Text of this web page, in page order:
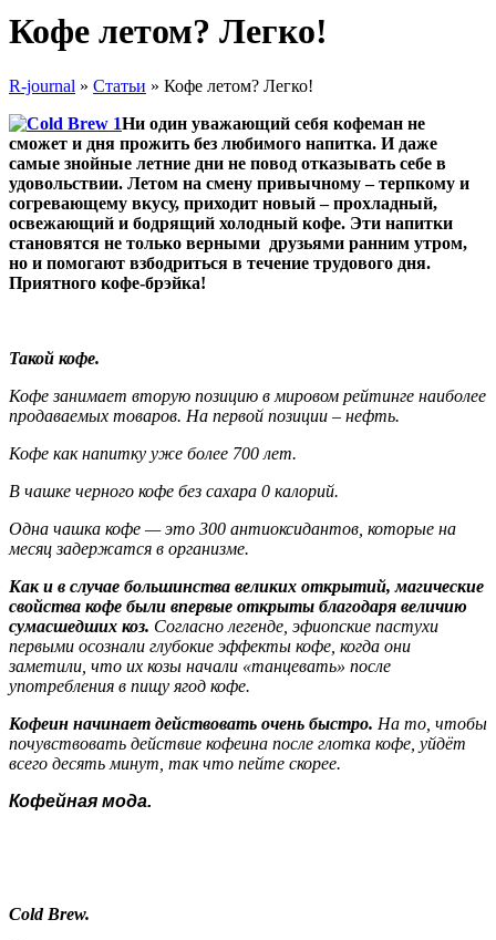
Кофе летом? Легко!
R-journal » Cтатьи » Кофе летом? Легко!
Ни один уважающий себя кофеман не
сможет и дня прожить без любимого напитка. И даже
самые знойные летние дни не повод отказывать себе в
удовольствии. Летом на смену привычному – терпкому и
согревающему вкусу, приходит новый – прохладный,
освежающий и бодрящий холодный кофе. Эти напитки
становятся не только верными друзьями ранним утром,
но и помогают взбодриться в течение трудового дня.
Приятного кофе-брэйка!
Такой кофе.
Кофе занимает вторую позицию в мировом рейтинге наиболее
продаваемых товаров. На первой позиции – нефть.
Кофе как напитку уже более 700 лет.
В чашке черного кофе без сахара 0 калорий.
Одна чашка кофе — это 300 антиоксидантов, которые на
месяц задержатся в организме.
Как и в случае большинства великих открытий, магические
свойства кофе были впервые открыты благодаря величию
сумасшедших коз. Согласно легенде, эфиопские пастухи
первыми осознали глубокие эффекты кофе, когда они
заметили, что их козы начали «танцевать» после
употребления в пищу ягод кофе.
Кофеин начинает действовать очень быстро. На то, чтобы
почувствовать действие кофеина после глотка кофе, уйдёт
всего десять минут, так что пейте скорее.
Кофейная мода.
Cold Brew.